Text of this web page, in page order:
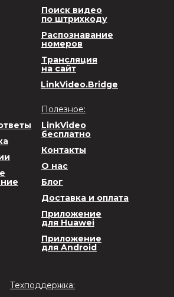
Полезное:
LinkVideo
бесплатно
О нас
Приложение
для Android
Приложение
для Huawei
Доставка и оплата
Блог
Контакты
Техподдержка:
Поиск видео
по штрихкоду
Распознавание
номеров
Трансляция
на сайт
LinkVideo.Bridge